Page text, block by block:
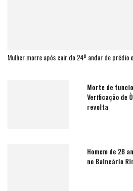
Mulher morre após cair do 24º andar de prédio
Morte de
Verificação de
revolta
Homem de 28
no Balneário